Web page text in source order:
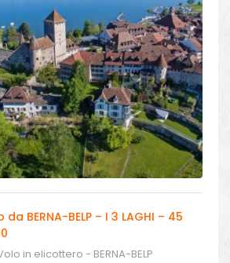
BERNA-BELP – I 3 LAGHI – 45
in elicottero - BERNA-BELP